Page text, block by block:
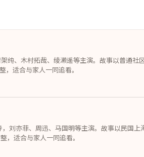
纯、木村拓哉、绫濑遥等主演。故事以普通社
，适合与家人一同追看。
刘亦菲、周迅、马国明等主演。故事以民国上
，适合与家人一同追看。